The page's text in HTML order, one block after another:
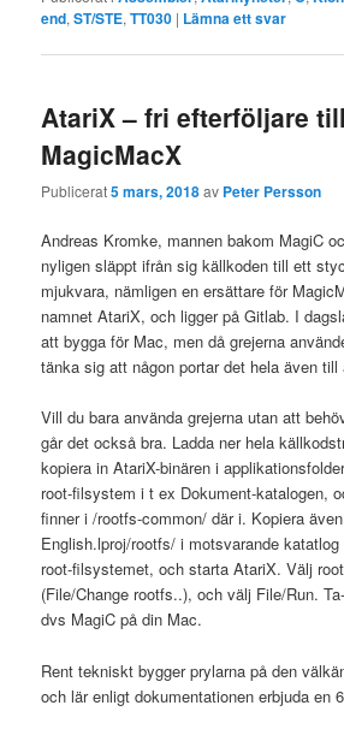
end,ST/STE,TT030 | Lämna ett svar
AtariX – fri efterföljare till
MagicMacX
Publicerat5 mars, 2018av Peter Persson
Andreas Kromke, mannen bakom MagiC
nyligen släppt ifrån sig källkoden till ett
mjukvara, nämligen en ersättare för
namnet AtariX, och ligger på Gitlab. I
att bygga för Mac, men då grejerna
tänka sig att någon portar det hela även till
Vill du bara använda grejerna utan att
går det också bra. Ladda ner hela
kopiera in AtariX-binären i
root-filsystem i t ex Dokument-katalogen,
finner i /rootfs-common/ där i. Kopiera
English.lproj/rootfs/ i motsvarande
root-filsystemet, och starta AtariX. Välj
(File/Change rootfs..), och välj File/Run.
dvs MagiC på din Mac.
Rent tekniskt bygger prylarna på den
och lär enligt dokumentationen erbjuda en